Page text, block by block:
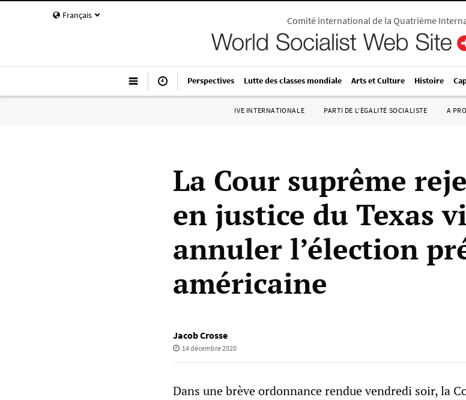
Français Comité international de la Quatrième
Perspectives Lutte des classes mondiale Arts et Culture Histoire
IVE INTERNATIONALE PARTI DE L’ÉGALITÉ SOCIALISTE A
La Cour suprême
en justice du Texas
annuler l’élection
américaine
Jacob Crosse
14 décembre 2020
Dans une brève ordonnance rendue vendredi soir, la